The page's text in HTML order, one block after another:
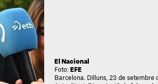
El Nacional
Foto: EFE
Barcelona. Dilluns, 23 de setembre